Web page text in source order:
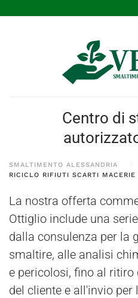
Centro di
SMALTIMENTO ALESSANDRIA
RICICLO RIFIUTI SCARTI
La nostra offerta
Ottiglio include una
dalla consulenza per la
smaltire, alle analisi
e pericolosi, fino al ritiro
del cliente e all'invio